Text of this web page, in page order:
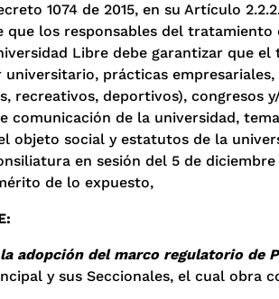
1074 de 2015, en su Artículo
que los responsables del
Libre debe garantizar que
universitario, prácticas
recreativos, deportivos), congresos
comunicación de la universidad,
objeto social y estatutos de la
en sesión del 5 de
de lo expuesto,
la adopción del marco regulatorio de
y sus Seccionales, el cual obra